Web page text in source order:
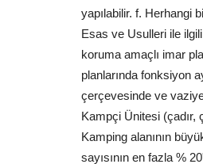
yapılabilir. f. Herhangi
Esas ve Usulleri ile
koruma amaçlı imar
planlarında fonksiyon
çerçevesinde ve
Kampçi Ünitesi (çadır,
Kamping alanının
sayısının en fazla %